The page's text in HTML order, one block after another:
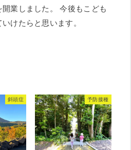
業しました。 今後もこども
けたらと思います。
斜頭症 予防接種